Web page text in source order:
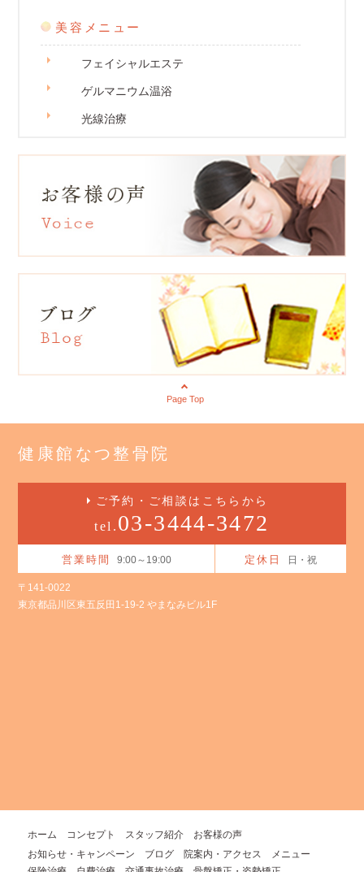
美容メニュー
フェイシャルエステ
ゲルマニウム温浴
光線治療
Page Top
健康館なつ整骨院
ご予約・ご相談はこちらから
tel. 03-3444-3472
営業時間 9:00～19:00 定休日 日・祝
〒141-0022
東京都品川区東五反田1-19-2 やまなみビル1F
ホーム コンセプト スタッフ紹介
お客様の声
お知らせ・キャンペーン
ブログ 院案内・アクセス
メニュー